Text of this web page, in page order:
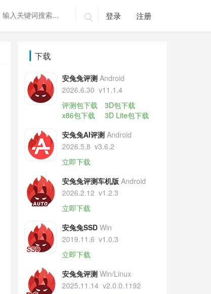
 登录 注册
下载
安兔兔评测 Android
2026.6.30 v11.1.4
评测包下载
3D包下载
x86包下载
3D Lite包下载
安兔兔AI评测 Android
2026.5.8 v3.6.2
立即下载
安兔兔评测车机版 Android
2026.2.12 v1.2.3
立即下载
安兔兔SSD Win
2019.11.6 v1.0.3
立即下载
安兔兔评测 Win/Linux
2025.11.14 v2.0.0.1192